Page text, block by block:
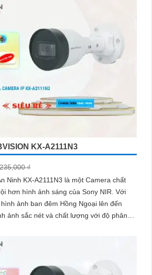
KX-A2111N3
₫
Ninh KX-A2111N3 là một Camera chất
hình ảnh sáng của Sony NIR. Với
ảnh ban đêm Hồng Ngoại lên đến
ảnh sắc nét và chất lượng với độ phân